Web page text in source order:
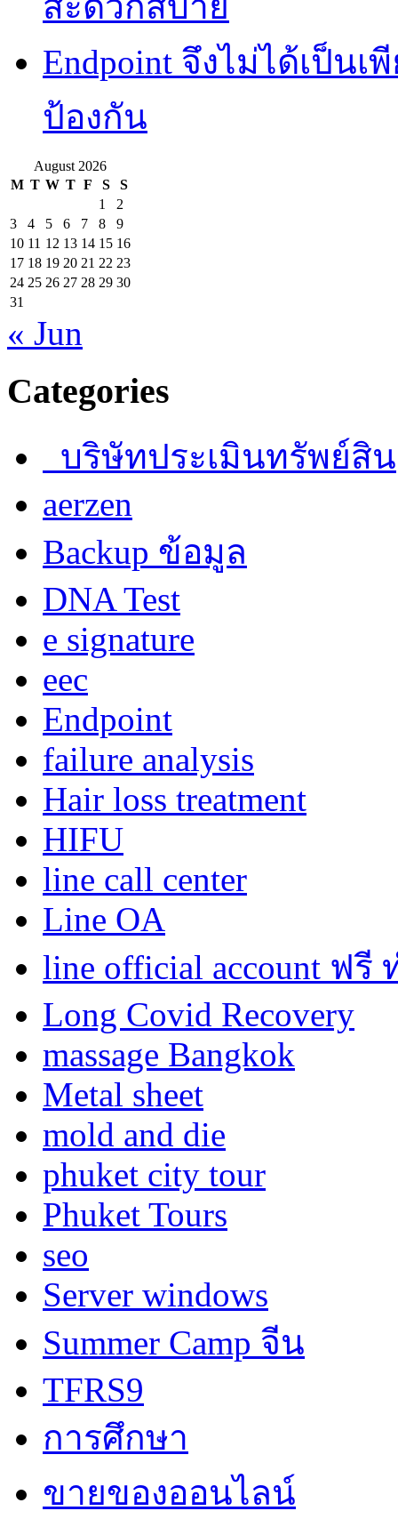
Endpoint จึงไม่ได้เป็น
ป้องกัน
August 2026
M T W T F S
S
1
2
3
4 5 6 7 8
9
10 11 12 13 14 15 16
17 18 19 20 21 22 23
24 25 26 27 28 29 30
31
« Jun
Categories
บริษัทประเมินทรัพย์สิน
aerzen
Backup ข้อมูล
DNA Test
e signature
eec
Endpoint
failure analysis
Hair loss treatment
HIFU
line call center
Line OA
line official account ฟรี
Long Covid Recovery
massage Bangkok
Metal sheet
mold and die
phuket city tour
Phuket Tours
seo
Server windows
Summer Camp จีน
TFRS9
การศึกษา
ขายของออนไลน์